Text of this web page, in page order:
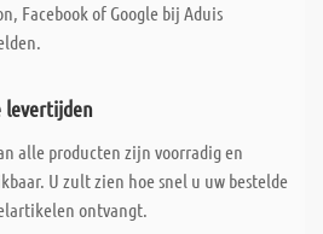
Facebook of Google bij Aduis
levertijden
alle producten zijn voorradig en
U zult zien hoe snel u uw bestelde
ontvangt.